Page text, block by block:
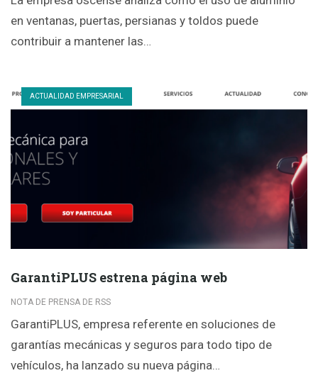
en ventanas, puertas, persianas y toldos puede
contribuir a mantener las…
ACTUALIDAD EMPRESARIAL
GarantiPLUS estrena página web
NOTA DE PRENSA DE RSS
GarantiPLUS, empresa referente en soluciones de
garantías mecánicas y seguros para todo tipo de
vehículos, ha lanzado su nueva página…